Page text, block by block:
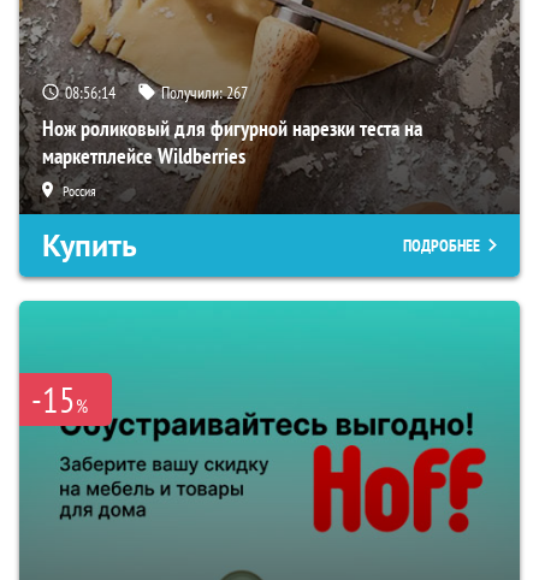
08:56:12 Получили:267
Нож роликовый для фигурной нарезки теста на
маркетплейсе Wildberries
Россия
Купить ПОДРОБНЕЕ
-15%